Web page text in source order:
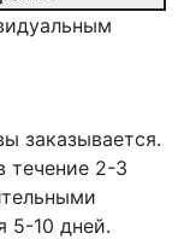
заказывается.
течение 2-3
5-10 дней.